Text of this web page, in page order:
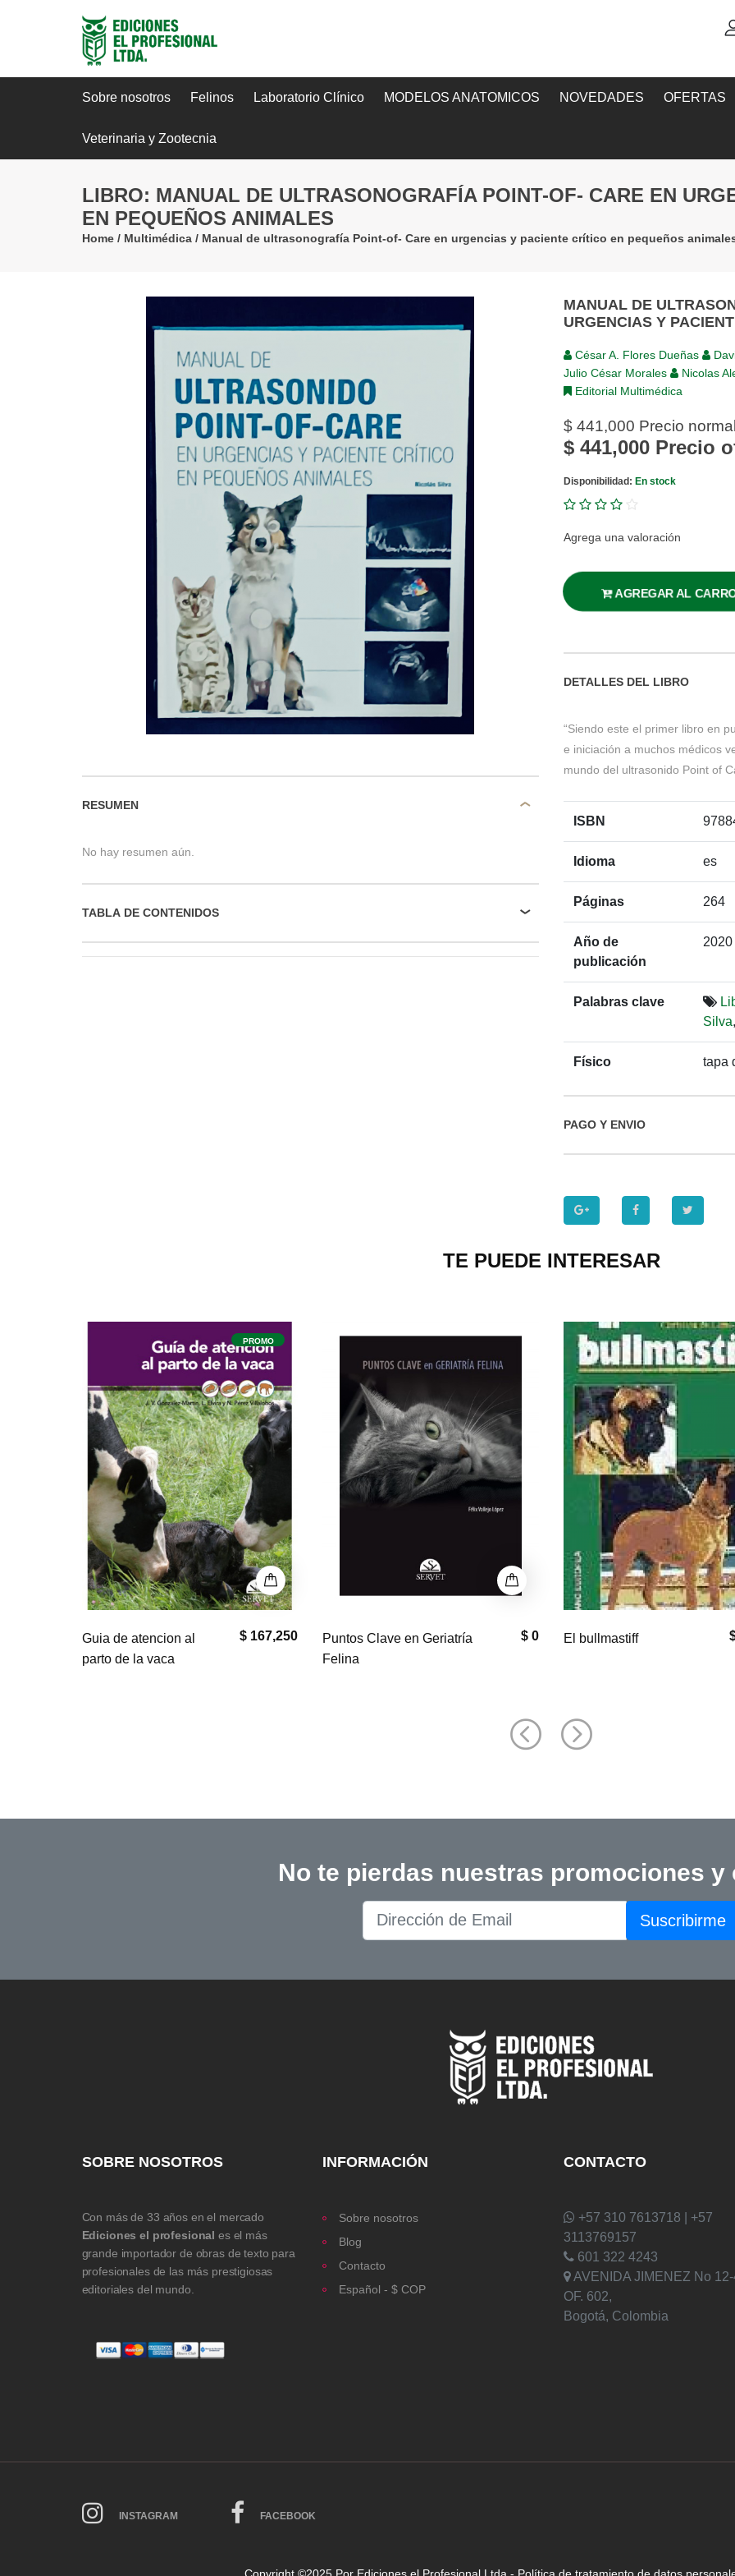
Sobre nosotros Felinos Laboratorio Clínico MODELOS ANATOMICOS NOVEDADES OFERTAS
Veterinaria y Zootecnia
LIBRO: MANUAL DE ULTRASONOGRAFÍA POINT-OF- CARE EN
EN PEQUEÑOS ANIMALES
Home/ Multimédica/ Manual de ultrasonografía Point-of- Care en urgencias y paciente crítico en pequeños
RESUMEN
No hay resumen aún.
TABLA DE CONTENIDOS
MANUAL DE
URGENCIAS Y
César A. Flores Dueñas
Julio César Morales
Nicolas
Editorial Multimédica
$ 441,000 Precio
$ 441,000 Precio
Disponibilidad: En stock
Agrega una valoración
AGREGAR AL
DETALLES DEL LIBRO
“Siendo este el primer libro en
e iniciación a muchos médicos
mundo del ultrasonido Point of
ISBN
Idioma es
Páginas 264
Año de
publicación
2020
Palabras clave
Silva,
Físico tapa
PAGO Y ENVIO
TE PUEDE INTERESAR
$ 0
Puntos Clave en Geriatría
Felina
$ 33,000
El bullmastiff
Equine Neck and
No te pierdas nuestras promociones y
Suscribirme
SOBRE NOSOTROS
Con más de 33 años en el mercado
Ediciones el profesional es el más
grande importador de obras de texto para
profesionales de las más prestigiosas
editoriales del mundo.
INFORMACIÓN
Sobre nosotros
Blog
Contacto
Español - $ COP
CONTACTO
+57 310 7613718 | +57
3113769157
601 322 4243
AVENIDA JIMENEZ No
OF. 602,
Bogotá, Colombia
INSTAGRAM FACEBOOK